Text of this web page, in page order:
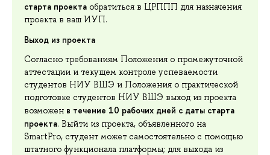
старта проекта обратиться в ЦРППП для назначения
проекта в ваш ИУП.
Выход из проекта
Согласно требованиям Положения о промежуточной
аттестации и текущем контроле успеваемости
студентов НИУ ВШЭ и Положения о практической
подготовке студентов НИУ ВШЭ выход из проекта
возможен в течение 10 рабочих дней с даты старта
проекта. Выйти из проекта, объявленного на
SmartPro, студент может самостоятельно с помощью
штатного функционала платформы; для выхода из